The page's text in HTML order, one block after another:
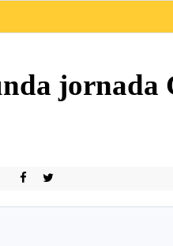
jornada